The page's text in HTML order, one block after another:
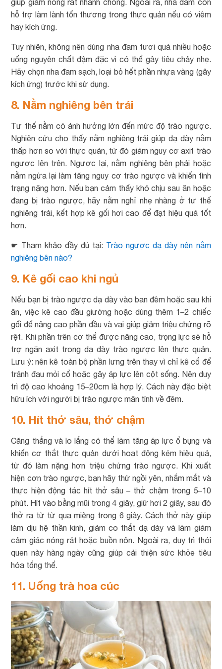
giúp giảm nóng rát nhanh chóng. Ngoài ra, nha đam còn
hỗ trợ làm lành tổn thương trong thực quản nếu có viêm
hay kích ứng.
Tuy nhiên, không nên dùng nha đam tươi quá nhiều hoặc
uống nguyên chất đậm đặc vì có thể gây tiêu chảy nhẹ.
Hãy chọn nha đam sạch, loại bỏ hết phần nhựa vàng (gây
kích ứng) trước khi sử dụng.
8. Nằm nghiêng bên trái
Tư thế nằm có ảnh hưởng lớn đến mức độ trào ngược.
Nghiên cứu cho thấy nằm nghiêng trái giúp dạ dày nằm
thấp hơn so với thực quản, từ đó giảm nguy cơ axit trào
ngược lên trên. Ngược lại, nằm nghiêng bên phải hoặc
nằm ngửa lại làm tăng nguy cơ trào ngược và khiến tình
trạng nặng hơn. Nếu bạn cảm thấy khó chịu sau ăn hoặc
đang bị trào ngược, hãy nằm nghỉ nhẹ nhàng ở tư thế
nghiêng trái, kết hợp kê gối hơi cao để đạt hiệu quả tốt
hơn.
☛ Tham khảo đầy đủ tại: Trào ngược dạ dày nên nằm
nghiêng bên nào?
9. Kê gối cao khi ngủ
Nếu bạn bị trào ngược dạ dày vào ban đêm hoặc sau khi
ăn, việc kê cao đầu giường hoặc dùng thêm 1–2 chiếc
gối để nâng cao phần đầu và vai giúp giảm triệu chứng rõ
rệt. Khi phần trên cơ thể được nâng cao, trọng lực sẽ hỗ
trợ ngăn axit trong dạ dày trào ngược lên thực quản.
Lưu ý: nên kê toàn bộ phần lưng trên thay vì chỉ kê cổ để
tránh đau mỏi cổ hoặc gây áp lực lên cột sống. Nên duy
trì độ cao khoảng 15–20cm là hợp lý. Cách này đặc biệt
hữu ích với người bị trào ngược mãn tính về đêm.
10. Hít thở sâu, thở chậm
Căng thẳng và lo lắng có thể làm tăng áp lực ổ bụng và
khiến cơ thắt thực quản dưới hoạt động kém hiệu quả,
từ đó làm nặng hơn triệu chứng trào ngược. Khi xuất
hiện cơn trào ngược, bạn hãy thử ngồi yên, nhắm mắt và
thực hiện động tác hít thở sâu – thở chậm trong 5–10
phút. Hít vào bằng mũi trong 4 giây, giữ hơi 2 giây, sau đó
thở ra từ từ qua miệng trong 6 giây. Cách thở này giúp
làm dịu hệ thần kinh, giảm co thắt dạ dày và làm giảm
cảm giác nóng rát hoặc buồn nôn. Ngoài ra, duy trì thói
quen này hàng ngày cũng giúp cải thiện sức khỏe tiêu
hóa tổng thể.
11. Uống trà hoa cúc